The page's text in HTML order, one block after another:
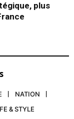
plus
NATION
& STYLE